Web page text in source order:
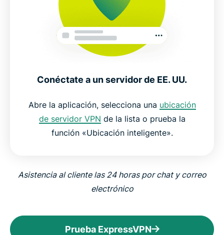
Conéctate a un servidor de EE. UU.
Abre la aplicación, selecciona una ubicación
de servidor VPN de la lista o prueba la
función «Ubicación inteligente».
Asistencia al cliente las 24 horas por chat y correo
electrónico
Prueba ExpressVPN